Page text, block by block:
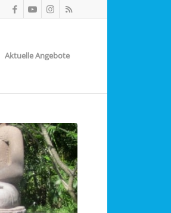
Aktuelle Angebote